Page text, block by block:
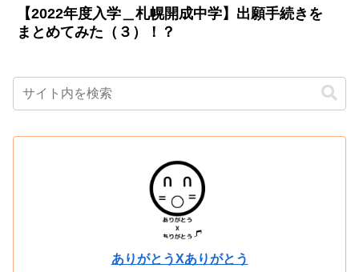
【2022年度入学＿札幌開成中学】出願手続きを
まとめてみた（３）！？
ありがとうXありがとう